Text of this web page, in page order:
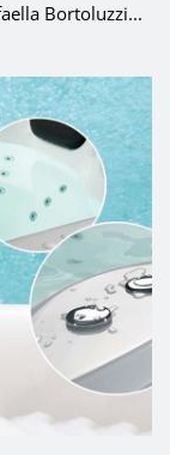
Bortoluzzi...